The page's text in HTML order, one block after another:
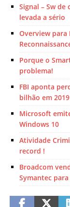
Signal – Sw
levada a sério
Overview para
Porque o
problema!
FBI aponta
bilhão em 2019
Microsoft
Windows 10
Atividade
record !
Broadcom
Symantec